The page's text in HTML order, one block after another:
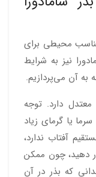
محیطی برای
نیز به شرایط
به آن می‌پردازیم.
معتدل دارد. توجه
یا گرمای زیاد
آفتاب ندارد،
دهید، چون ممکن
که بذر در آن